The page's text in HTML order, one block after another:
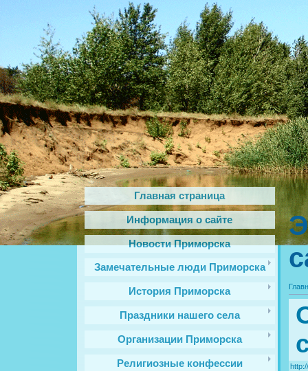
Главная страница
Информация о сайте
Новости Приморска
Замечательные люди Приморска
История Приморска
Праздники нашего села
Организации Приморска
Религиозные конфессии